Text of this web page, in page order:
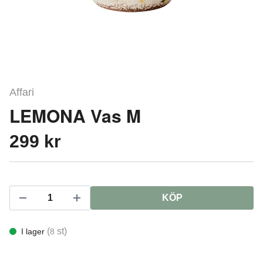
Affari
LEMONA Vas M
299 kr
KÖP
I lager (8 st)